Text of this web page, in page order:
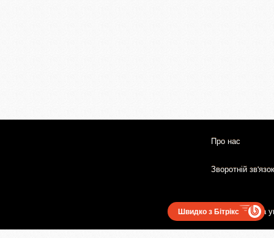
Про нас
Зворотній зв'язок
Користувацька
Швидко з Бітрікс